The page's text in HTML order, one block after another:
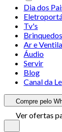
Dia dos
Tv's
Brinquedos
Ar e
Áudio
Servir
Blog
Canal da Le
Compre pelo
Ver ofertas